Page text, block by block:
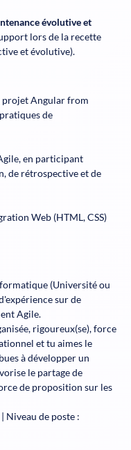
évolutive et
lors de la recette
et évolutive).
projet Angular from
de
en participant
de rétrospective et de
Web (HTML, CSS)
(Université ou
sur de
Agile.
rigoureux(se), force
et tu aimes le
à développer un
le partage de
de proposition sur les
de poste :